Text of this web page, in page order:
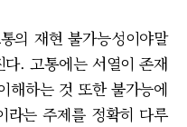
의 재현 불가능성이야말
. 고통에는 서열이 존재
해하는 것 또한 불가능에
라는 주제를 정확히 다루